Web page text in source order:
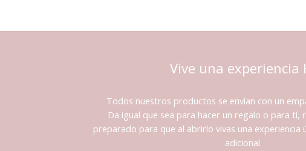
Vive una experiencia
Todos nuestros productos se envían con un
Da igual que sea para hacer un regalo o para tí,
preparado para que al abrirlo vivas una experiencia
adicional.